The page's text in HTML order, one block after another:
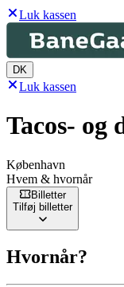
Luk kassen
DK
Luk kassen
Tacos-
København
Hvem & hvornår
Billetter
Tilføj billetter
Hvornår?